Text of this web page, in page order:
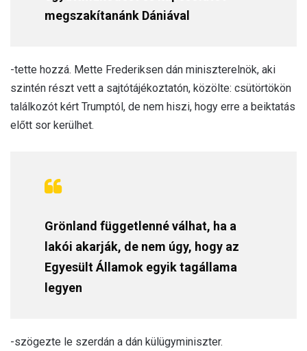
megszakítanánk Dániával
-tette hozzá. Mette Frederiksen dán miniszterelnök, aki
szintén részt vett a sajtótájékoztatón, közölte: csütörtökön
találkozót kért Trumptól, de nem hiszi, hogy erre a beiktatás
előtt sor kerülhet.
Grönland függetlenné válhat, ha a
lakói akarják, de nem úgy, hogy az
Egyesült Államok egyik tagállama
legyen
-szögezte le szerdán a dán külügyminiszter.